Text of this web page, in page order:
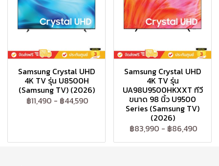
Samsung Crystal UHD
4K TV รุ่น U8500H
(Samsung TV) (2026)
฿11,490 - ฿44,590
Samsung Crystal UHD
4K TV รุ่น
UA98U9500HKXXT ทีวี
ขนาด 98 นิ้ว U9500
Series (Samsung TV)
(2026)
฿83,990 - ฿86,490